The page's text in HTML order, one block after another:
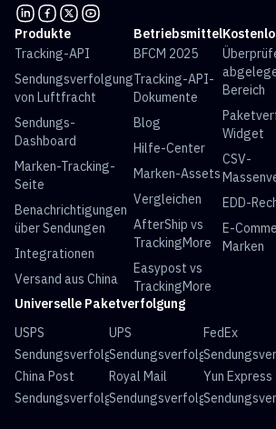
Produkte
Tracking-API
Sendungsverfolgung
von Luftfracht
Sendungs-
Dashboard
Marken-Tracking-
Seite
Benachrichtigungen
über Sendungen
Integrationen
Versand aus China
Betriebsmittel
BFCM 2025
Tracking-API-
Dokumente
Blog
Hilfe-Center
Marken-Assets
Vergleichen
AfterShip vs
TrackingMore
Easypost vs
TrackingMore
Bereich
Widget
CSV-
EDD-
E-
Marken
Universelle Paketverfolgung
USPS
Sendungsverfolgung
UPS
Sendungsverfolgung
FedEx
China Post
Sendungsverfolgung
Royal Mail
Sendungsverfolgung
Yun Express